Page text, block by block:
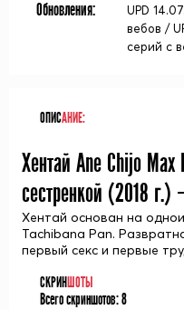
Обновления:
UPD
вебов /
серий с
ОПИСАНИЕ:
Хентай Ane Chijo
сестренкой (2018 г.)
Хентай основан на
Tachibana Pan.
первый секс и первые
СКРИН ШОТЫ
Всего скриншотов:8